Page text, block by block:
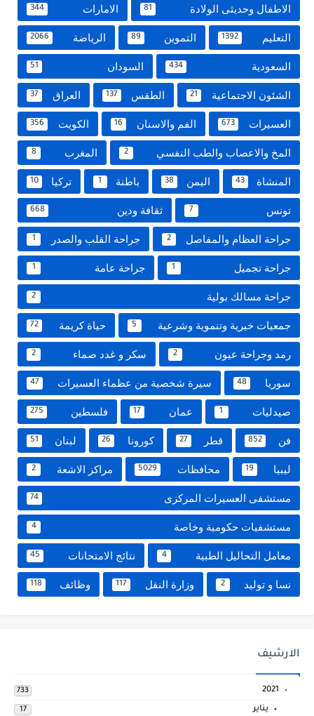
الاطفال وحديثى الولادة 81 الامارات 344
التعليم 1392 التموين 89 الرياضة 2066
السعودية 434 السودان 51
الشئون الاجتماعية 21 الطقس 137 العراق 37
العسيرات 673 الفم والاسنان 16 الكويت 356
المخ والاعصاب والطب النفسي 2 المغرب 8
المنشاة 43 اليمن 38 باطنة 1 تركيا 10
تونس 7 ثقافة ودين 668
جراحة العظام والمفاصل 2 جراحة القلب والصدر 1
جراحة تجميل 1 جراحة عامة 1
جراحة مسالك بولية 2
جمعيات خيرية وتنموية وشرعية 5 حياة كريمة 72
رمد وجراحة عيون 2 سكر و غدد صماء 2
سوريا 48 سيرة شخصية من عظماء العسيرات 47
صيدليات 1 عمان 17 فلسطين 275
فن 852 قطر 27 كورونا 26 لبنان 51
ليبيا 19 محافظات 5029 مراكز الاشعة 2
مستشفى العسيرات المركزى 74
مستشفيات حكومية وخاصة 4
معامل التحاليل الطبية 4 نتائج الامتحانات 45
نسا و توليد 2 وزارة النقل 117 وظائف 118
الارشيف
2021
733
يناير 17